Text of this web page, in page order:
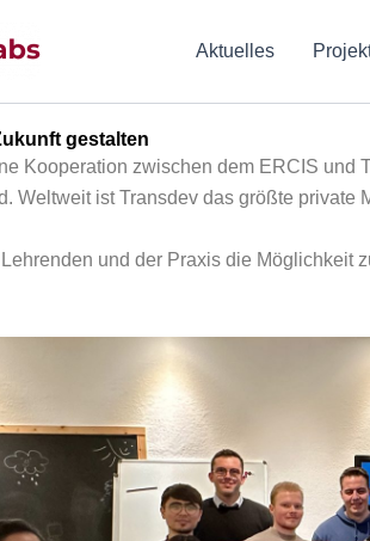
Aktuelles
gestalten
Kooperation zwischen dem ERCIS und
Weltweit ist Transdev das größte
und der Praxis die Möglichkeit